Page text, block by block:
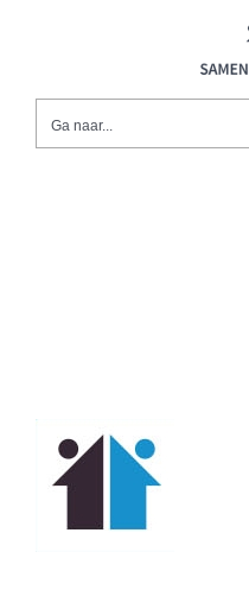
Ga naar...